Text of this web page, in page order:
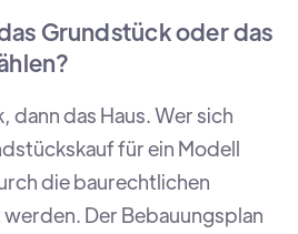
Grundstück oder das
dann das Haus. Wer sich
für ein Modell
die baurechtlichen
Der Bebauungsplan